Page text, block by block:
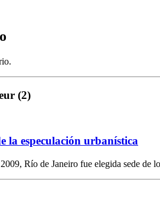
(2)
la especulación urbanística
Río de Janeiro fue elegida sede de